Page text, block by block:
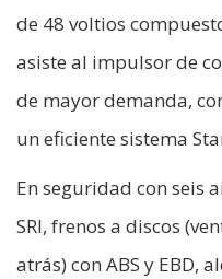
de 48 voltios
asiste al impulsor de
de mayor demanda,
un eficiente sistema
En seguridad con seis
SRI, frenos a discos
atrás) con ABS y EBD,